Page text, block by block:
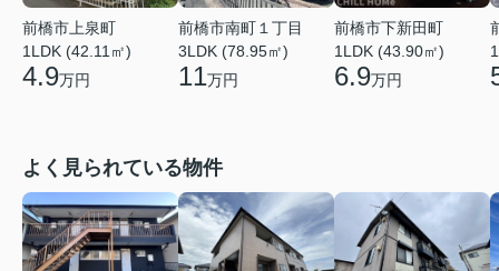
前橋市上泉町
1LDK (42.11㎡)
4.9万円
前橋市南町１丁目
3LDK (78.95㎡)
11万円
前橋市下新田町
1LDK (43.90㎡)
6.9万円
よく見られている物件